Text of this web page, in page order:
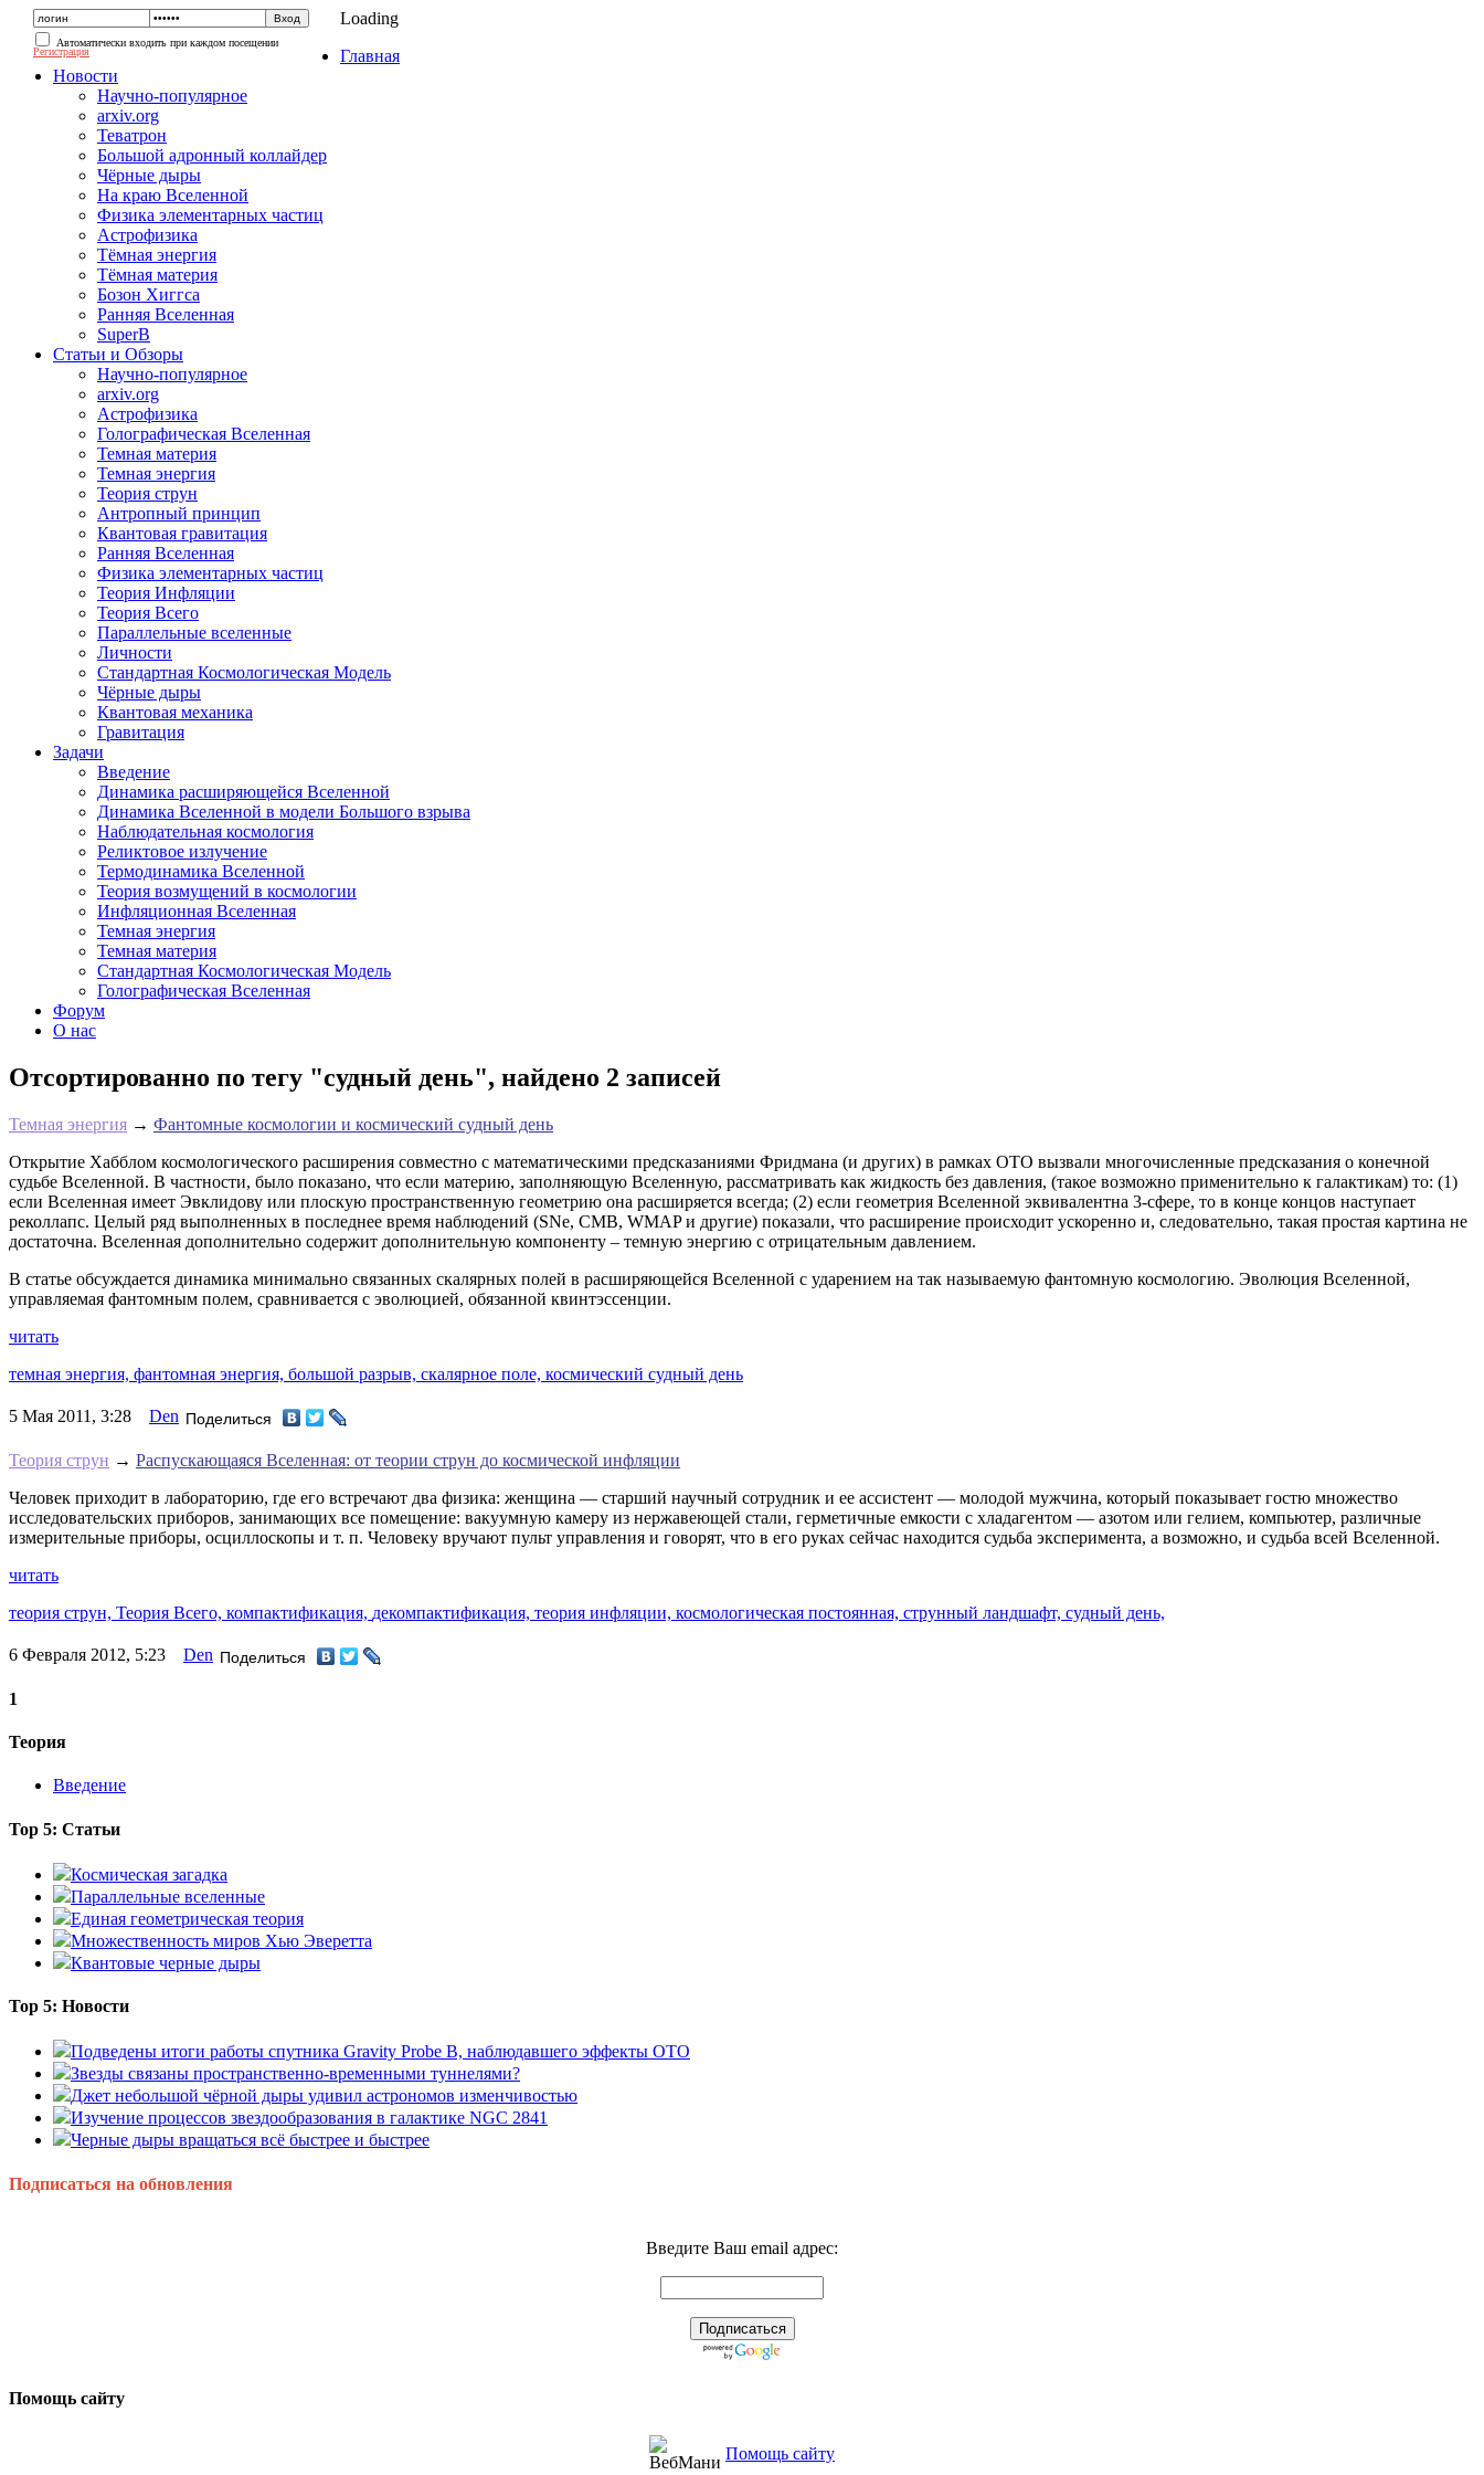
Автоматически входить при каждом посещении
Регистрация
Loading
Главная
Новости
Научно-популярное
arxiv.org
Теватрон
Большой адронный коллайдер
Чёрные дыры
На краю Вселенной
Физика элементарных частиц
Астрофизика
Тёмная энергия
Тёмная материя
Бозон Хиггса
Ранняя Вселенная
SuperB
Статьи и Обзоры
Научно-популярное
arxiv.org
Астрофизика
Голографическая Вселенная
Темная материя
Темная энергия
Теория струн
Антропный принцип
Квантовая гравитация
Ранняя Вселенная
Физика элементарных частиц
Теория Инфляции
Теория Всего
Параллельные вселенные
Личности
Стандартная Космологическая Модель
Чёрные дыры
Квантовая механика
Гравитация
Задачи
Введение
Динамика расширяющейся Вселенной
Динамика Вселенной в модели Большого взрыва
Наблюдательная космология
Реликтовое излучение
Термодинамика Вселенной
Теория возмущений в космологии
Инфляционная Вселенная
Темная энергия
Темная материя
Стандартная Космологическая Модель
Голографическая Вселенная
Форум
О нас
Отсортированно по тегу "судный день", найдено 2 записей
Темная энергия → Фантомные космологии и космический судный день
Открытие Хабблом космологического расширения совместно с математическими предсказаниями Фридмана (и других) в рамках ОТО вызвали многочисленные предсказания о конечной
судьбе Вселенной. В частности, было показано, что если материю, заполняющую Вселенную, рассматривать как жидкость без давления, (такое возможно применительно к галактикам) то: (1)
если Вселенная имеет Эвклидову или плоскую пространственную геометрию она расширяется всегда; (2) если геометрия Вселенной эквивалентна 3-сфере, то в конце концов наступает
реколлапс. Целый ряд выполненных в последнее время наблюдений (SNe, CMB, WMAP и другие) показали, что расширение происходит ускоренно и, следовательно, такая простая картина не
достаточна. Вселенная дополнительно содержит дополнительную компоненту – темную энергию с отрицательным давлением.
В статье обсуждается динамика минимально связанных скалярных полей в расширяющейся Вселенной с ударением на так называемую фантомную космологию. Эволюция Вселенной,
управляемая фантомным полем, сравнивается с эволюцией, обязанной квинтэссенции.
читать
темная энергия, фантомная энергия, большой разрыв, скалярное поле, космический судный день
5 Мая 2011, 3:28 Den Поделиться
Теория струн → Распускающаяся Вселенная: от теории струн до космической инфляции
Человек приходит в лабораторию, где его встречают два физика: женщина — старший научный сотрудник и ее ассистент — молодой мужчина, который показывает гостю множество
исследовательских приборов, занимающих все помещение: вакуумную камеру из нержавеющей стали, герметичные емкости с хладагентом — азотом или гелием, компьютер, различные
измерительные приборы, осциллоскопы и т. п. Человеку вручают пульт управления и говорят, что в его руках сейчас находится судьба эксперимента, а возможно, и судьба всей Вселенной.
читать
теория струн, Теория Всего, компактификация, декомпактификация, теория инфляции, космологическая постоянная, струнный ландшафт, судный день,
6 Февраля 2012, 5:23 Den Поделиться
1
Теория
Введение
Top 5: Статьи
Космическая загадка
Параллельные вселенные
Единая геометрическая теория
Множественность миров Хью Эверетта
Квантовые черные дыры
Top 5: Новости
Подведены итоги работы спутника Gravity Probe B, наблюдавшего эффекты ОТО
Звезды связаны пространственно-временными туннелями?
Джет небольшой чёрной дыры удивил астрономов изменчивостью
Изучение процессов звездообразования в галактике NGC 2841
Черные дыры вращаться всё быстрее и быстрее
Подписаться на обновления
Введите Ваш email адрес:
Помощь сайту
Помощь сайту